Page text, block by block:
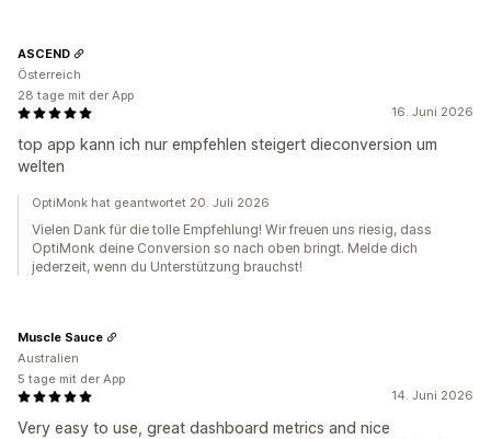
16. Juni 2026
top app kann ich nur empfehlen steigert dieconversion um
welten
ASCEND
Österreich
28 tage mit der App
OptiMonk hat geantwortet 20. Juli 2026
Vielen Dank für die tolle Empfehlung! Wir freuen uns riesig, dass
OptiMonk deine Conversion so nach oben bringt. Melde dich
jederzeit, wenn du Unterstützung brauchst!
14. Juni 2026
Very easy to use, great dashboard metrics and nice
Muscle Sauce
Australien
5 tage mit der App